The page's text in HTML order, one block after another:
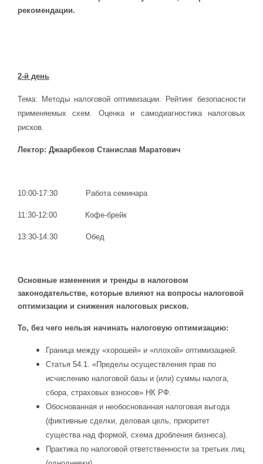
рекомендации.
2-й день
Тема: Методы налоговой оптимизации. Рейтинг безопасности
применяемых схем. Оценка и самодиагностика налоговых
рисков.
Лектор: Джаарбеков Станислав Маратович
10:00-17:30 Работа семинара
11:30-12:00 Кофе-брейк
13:30-14:30 Обед
Основные изменения и тренды в налоговом
законодательстве, которые влияют на вопросы налоговой
оптимизации и снижения налоговых рисков.
То, без чего нельзя начинать налоговую оптимизацию:
Граница между «хорошей» и «плохой» оптимизацией.
Статья 54.1. «Пределы осуществления прав по
исчислению налоговой базы и (или) суммы налога,
сбора, страховых взносов» НК РФ.
Обоснованная и необоснованная налоговая выгода
(фиктивные сделки, деловая цель, приоритет
существа над формой, схема дробления бизнеса).
Практика по налоговой ответственности за третьих лиц